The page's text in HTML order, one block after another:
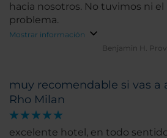
hacia nosotros. No tuvimos ni
problema.
Mostrar información
Benjamin H.
muy recomendable si vas a
Rho Milan
excelente hotel, en todo